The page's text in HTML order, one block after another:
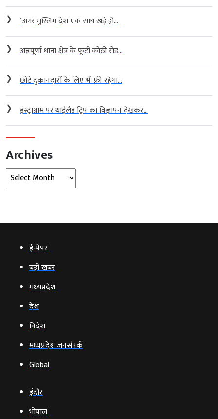
❯ ‘अगर मुस्लिम देश एक साथ खड़े हो...
❯ अन्नपूर्णा थाना क्षेत्र के फूटी कोठी रोड...
❯ छोटे दुकानदारों के लिए भी फ्री रहेगा...
❯ इंस्ट्राग्राम पर थाईलैंड ट्रिप का विज्ञापन देखकर...
Archives
Archives
ई‑पेपर
बड़ी खबर
मध्‍यप्रदेश
देश
विदेश
मध्यप्रदेश जनसंपर्क
Global
इंदौर
भोपाल